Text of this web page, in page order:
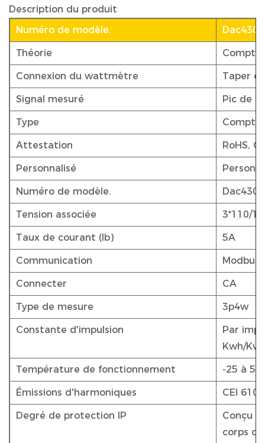
Description du produit
Numéro de modèle.
Théorie
Connexion du wattmètre Taper
Signal mesuré Pic de
Type
Attestation RoHS,
Personnalisé
Numéro de modèle.
Tension associée 3*110/
Taux de courant (Ib) 5A
Communication Modbus
Connecter CA
Type de mesure 3p4w
Constante d'impulsion
Par
Kwh/
Température de fonctionnement -25 à
Émissions d'harmoniques CEI
Degré de protection IP
Conçu
corps